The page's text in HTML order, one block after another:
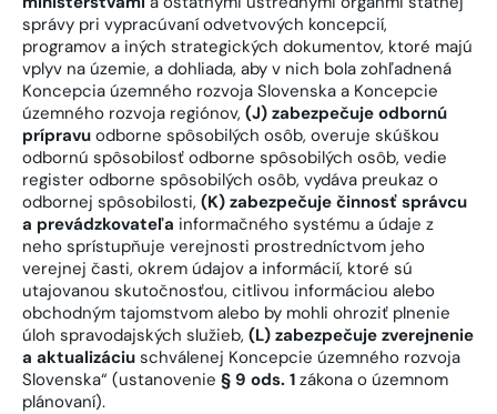
správy pri vypracúvaní odvetvových koncepcií,
programov a iných strategických dokumentov, ktoré majú
vplyv na územie, a dohliada, aby v nich bola zohľadnená
Koncepcia územného rozvoja Slovenska a Koncepcie
územného rozvoja regiónov, (J) zabezpečuje odbornú
prípravu odborne spôsobilých osôb, overuje skúškou
odbornú spôsobilosť odborne spôsobilých osôb, vedie
register odborne spôsobilých osôb, vydáva preukaz o
odbornej spôsobilosti, (K) zabezpečuje činnosť správcu
a prevádzkovateľa informačného systému a údaje z
neho sprístupňuje verejnosti prostredníctvom jeho
verejnej časti, okrem údajov a informácií, ktoré sú
utajovanou skutočnosťou, citlivou informáciou alebo
obchodným tajomstvom alebo by mohli ohroziť plnenie
úloh spravodajských služieb, (L) zabezpečuje zverejnenie
a aktualizáciu schválenej Koncepcie územného rozvoja
Slovenska“ (ustanovenie § 9 ods. 1 zákona o územnom
plánovaní).